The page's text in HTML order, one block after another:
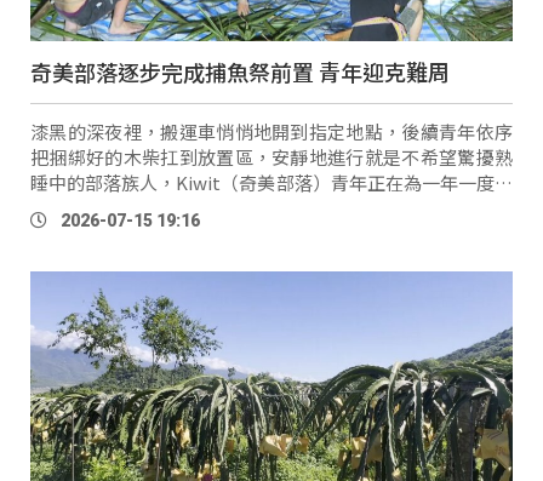
奇美部落逐步完成捕魚祭前置 青年迎克難周
漆黑的深夜裡，搬運車悄悄地開到指定地點，後續青年依序
把捆綁好的木柴扛到放置區，安靜地進行就是不希望驚擾熟
睡中的部落族人，Kiwit（奇美部落）青年正在為一年一度的
Tipang（柯爾博）：「把我們的木材搬下 …
2026-07-15 19:16